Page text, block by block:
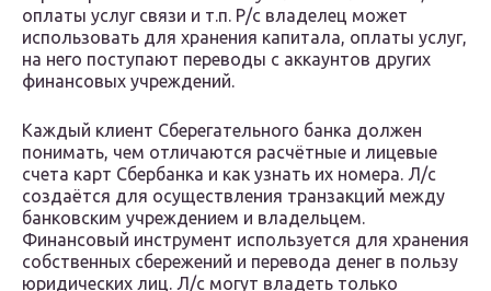
оплаты услуг связи и т.п. Р/с владелец может
использовать для хранения капитала, оплаты услуг,
на него поступают переводы с аккаунтов других
финансовых учреждений.
Каждый клиент Сберегательного банка должен
понимать, чем отличаются расчётные и лицевые
счета карт Сбербанка и как узнать их номера. Л/с
создаётся для осуществления транзакций между
банковским учреждением и владельцем.
Финансовый инструмент используется для хранения
собственных сбережений и перевода денег в пользу
юридических лиц. Л/с могут владеть только